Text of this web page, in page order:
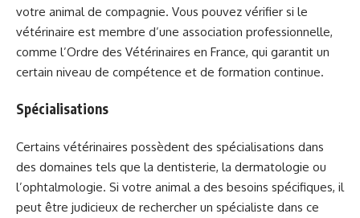
votre animal de compagnie. Vous pouvez vérifier si le
vétérinaire est membre d’une association professionnelle,
comme l’Ordre des Vétérinaires en France, qui garantit un
certain niveau de compétence et de formation continue.
Spécialisations
Certains vétérinaires possèdent des spécialisations dans
des domaines tels que la dentisterie, la dermatologie ou
l’ophtalmologie. Si votre animal a des besoins spécifiques, il
peut être judicieux de rechercher un spécialiste dans ce